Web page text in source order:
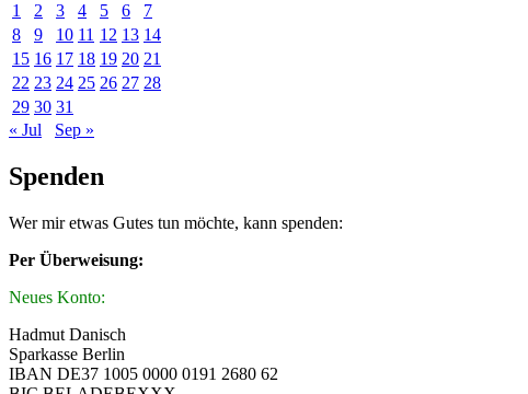
1
2 3 4 5 6
7
8
9 10 11 12 13 14
15 16 17 18 19 20 21
22 23 24 25 26 27 28
29 30 31
« Jul
Sep »
Spenden
Wer mir etwas Gutes tun möchte, kann spenden:
Per Überweisung:
Neues Konto:
Hadmut Danisch
Sparkasse Berlin
IBAN DE37 1005 0000 0191 2680 62